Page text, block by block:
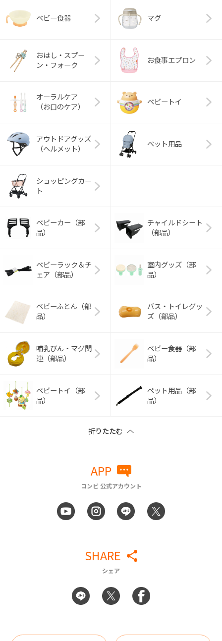
ベビー食器 マグ
おはし・スプー
ン・フォーク
お食事エプロン
オーラルケア
（お口のケア）
ベビートイ
アウトドアグッズ
（ヘルメット）
ペット用品
ショッピングカー
ト
ベビーカー（部
品）
チャイルドシート
（部品）
ベビーラック＆チ
ェア（部品）
室内グッズ（部
品）
ベビーふとん（部
品）
バス・トイレグッ
ズ（部品）
哺乳びん・マグ関
連（部品）
ベビー食器（部
品）
ベビートイ（部
品）
ペット用品（部
品）
APP
コンビ 公式アカウント
SHARE
シェア